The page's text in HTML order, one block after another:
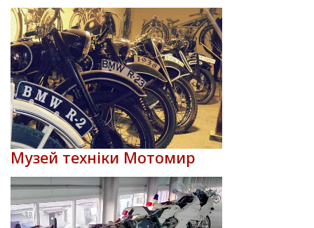
Музей техніки Мотомир